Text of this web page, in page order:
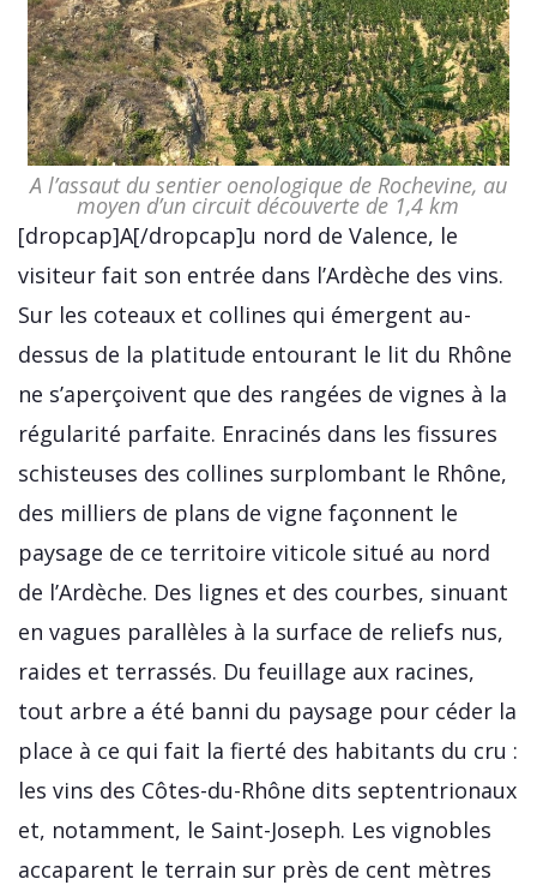
A l’assaut du sentier oenologique de Rochevine, au
moyen d’un circuit découverte de 1,4 km
[dropcap]A[/dropcap]u nord de Valence, le
visiteur fait son entrée dans l’Ardèche des vins.
Sur les coteaux et collines qui émergent au-
dessus de la platitude entourant le lit du Rhône
ne s’aperçoivent que des rangées de vignes à la
régularité parfaite. Enracinés dans les fissures
schisteuses des collines surplombant le Rhône,
des milliers de plans de vigne façonnent le
paysage de ce territoire viticole situé au nord
de l’Ardèche. Des lignes et des courbes, sinuant
en vagues parallèles à la surface de reliefs nus,
raides et terrassés. Du feuillage aux racines,
tout arbre a été banni du paysage pour céder la
place à ce qui fait la fierté des habitants du cru :
les vins des Côtes-du-Rhône dits septentrionaux
et, notamment, le Saint-Joseph. Les vignobles
accaparent le terrain sur près de cent mètres